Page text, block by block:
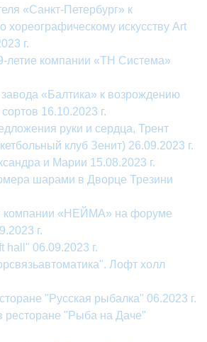
«Санкт-Петербург» к
хореографическому искусству Art
г.
летие компании «ТН Система»
«Балтика» к возрождению
16.10.2023 г.
руки и сердца, Трент
клуб Зенит) 26.09.2023 г.
и Марии 15.08.2023 г.
шарами в Дворце Трезини
компании «НЕЙМА» на форуме
г.
hall" 06.09.2023 г.
Лофт холл
"Русская рыбалка" 06.2023 г.
ресторане "Рыба на Даче"